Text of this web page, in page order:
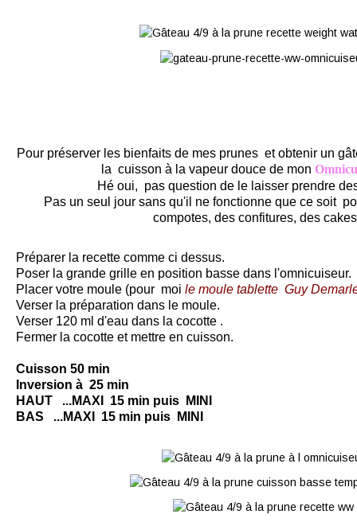
Pour préserver les bienfaits de mes prunes et obtenir un
la cuisson à la vapeur doucede mon
Hé oui, pas question de le laisser prendre
Pas un seul jour sans qu'il ne fonctionne que ce soit
compotes, des confitures, des
Préparer la recette comme ci dessus.
Poser la grande grille en position basse dans l'omnicuiseur.
Placer votre moule (pour moi le moule tablette Guy
Verser la préparation dans le moule.
Verser 120 ml d'eau dans la cocotte .
Fermer la cocotte et mettre en cuisson.
Cuisson 50 min
Inversion à 25 min
HAUT ...MAXI 15 min puis MINI
BAS ...MAXI 15 min puis MINI